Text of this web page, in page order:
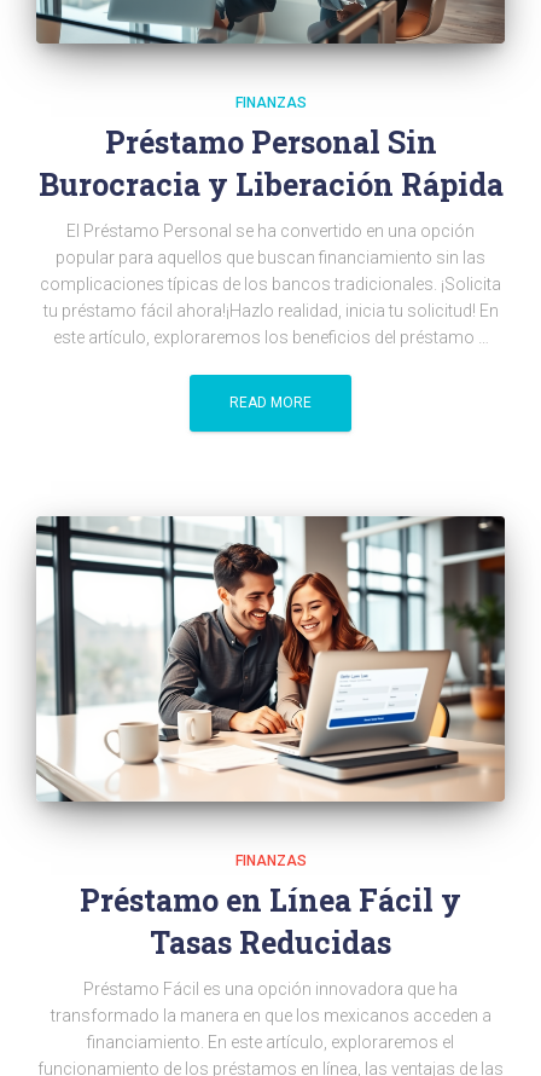
FINANZAS
Préstamo Personal Sin
Burocracia y Liberación Rápida
El Préstamo Personal se ha convertido en una opción
popular para aquellos que buscan financiamiento sin las
complicaciones típicas de los bancos tradicionales. ¡Solicita
tu préstamo fácil ahora!¡Hazlo realidad, inicia tu solicitud! En
este artículo, exploraremos los beneficios del préstamo …
READ MORE
FINANZAS
Préstamo en Línea Fácil y
Tasas Reducidas
Préstamo Fácil es una opción innovadora que ha
transformado la manera en que los mexicanos acceden a
financiamiento. En este artículo, exploraremos el
funcionamiento de los préstamos en línea, las ventajas de las